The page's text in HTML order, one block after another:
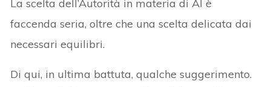
La scelta dell’Autorità in materia di AI è
faccenda seria, oltre che una scelta delicata dai
necessari equilibri.
Di qui, in ultima battuta, qualche suggerimento.